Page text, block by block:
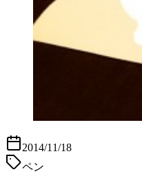
2014/11/18
ペン